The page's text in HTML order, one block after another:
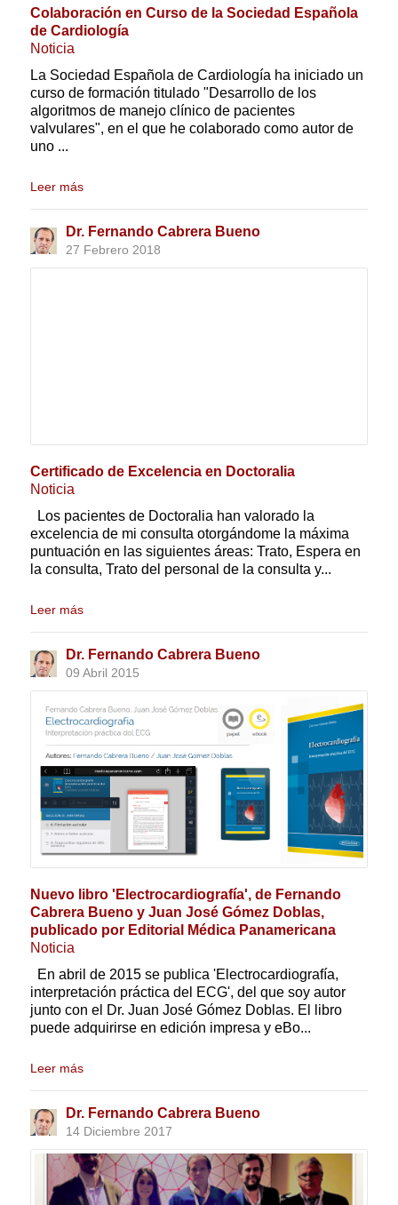
Colaboración en Curso de la Sociedad Española
de Cardiología
Noticia
La Sociedad Española de Cardiología ha iniciado un
curso de formación titulado "Desarrollo de los
algoritmos de manejo clínico de pacientes
valvulares", en el que he colaborado como autor de
uno ...
Leer más
Dr. Fernando Cabrera Bueno
27 Febrero 2018
Certificado de Excelencia en Doctoralia
Noticia
Los pacientes de Doctoralia han valorado la
excelencia de mi consulta otorgándome la máxima
puntuación en las siguientes áreas: Trato, Espera en
la consulta, Trato del personal de la consulta y...
Leer más
Dr. Fernando Cabrera Bueno
09 Abril 2015
Nuevo libro 'Electrocardiografía', de Fernando
Cabrera Bueno y Juan José Gómez Doblas,
publicado por Editorial Médica Panamericana
Noticia
En abril de 2015 se publica 'Electrocardiografía,
interpretación práctica del ECG', del que soy autor
junto con el Dr. Juan José Gómez Doblas. El libro
puede adquirirse en edición impresa y eBo...
Leer más
Dr. Fernando Cabrera Bueno
14 Diciembre 2017